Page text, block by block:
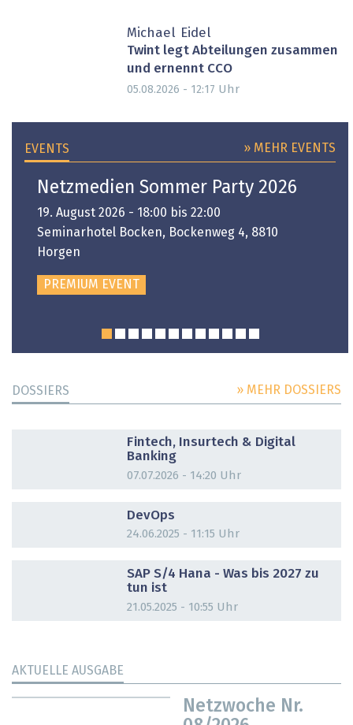
Michael Eidel
Twint legt Abteilungen zusammen
und ernennt CCO
05.08.2026 - 12:17 Uhr
EVENTS » MEHR EVENTS
Netzmedien Sommer Party 2026
19. August 2026 - 18:00 bis 22:00
Seminarhotel Bocken, Bockenweg 4, 8810
Horgen
PREMIUM EVENT
DOSSIERS » MEHR DOSSIERS
Fintech, Insurtech & Digital
Banking
07.07.2026 - 14:20 Uhr
DevOps
24.06.2025 - 11:15 Uhr
SAP S/4 Hana - Was bis 2027 zu
tun ist
21.05.2025 - 10:55 Uhr
AKTUELLE AUSGABE
Netzwoche Nr.